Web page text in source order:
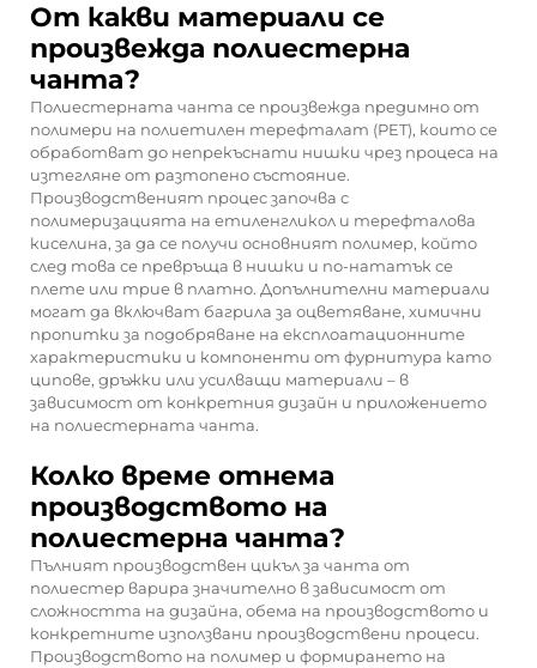
От какви материали се
произвежда полиестерна
чанта?
Полиестерната чанта се произвежда предимно от
полимери на полиетилен терефталат (PET), които се
обработват до непрекъснати нишки чрез процеса на
изтегляне от разтопено състояние.
Производственият процес започва с
полимеризацията на етиленгликол и терефталова
киселина, за да се получи основният полимер, който
след това се превръща в нишки и по-нататък се
плете или трие в платно. Допълнителни материали
могат да включват багрила за оцветяване, химични
пропитки за подобряване на експлоатационните
характеристики и компоненти от фурнитура като
ципове, дръжки или усилващи материали – в
зависимост от конкретния дизайн и приложението
на полиестерната чанта.
Колко време отнема
производството на
полиестерна чанта?
Пълният производствен цикъл за чанта от
полиестер варира значително в зависимост от
сложността на дизайна, обема на производството и
конкретните използвани производствени процеси.
Производството на полимер и формирането на